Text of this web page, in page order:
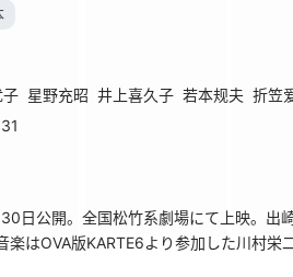
子 星野充昭 井上喜久子 若本规夫 折笠
公開。全国松竹系劇場にて上映。出崎
楽はOVA版KARTE6より参加した川村栄